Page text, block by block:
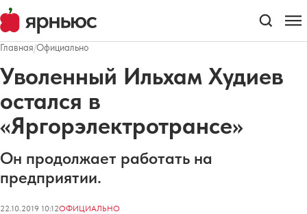
Главная/Официально
Уволенный Ильхам Худиев
остался в
«Яргорэлектротрансе»
Он продолжает работать на
предприятии.
22.10.2019 10:12ОФИЦИАЛЬНО